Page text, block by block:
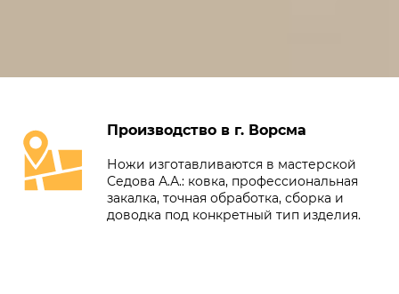
Производство в г. Ворсма
Ножи изготавливаются в мастерской
Седова А.А.: ковка, профессиональная
закалка, точная обработка, сборка и
доводка под конкретный тип изделия.